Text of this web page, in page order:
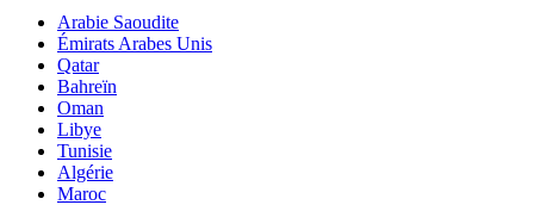
Arabie Saoudite
Émirats Arabes Unis
Qatar
Bahreïn
Oman
Libye
Tunisie
Algérie
Maroc